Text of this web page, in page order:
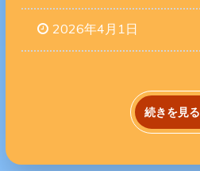
2026年4月1日
続きを見る